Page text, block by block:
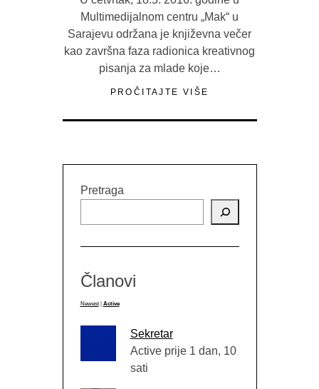
Multimedijalnom centru „Mak“ u
Sarajevu održana je književna večer
kao završna faza radionica kreativnog
pisanja za mlade koje…
PROČITAJTE VIŠE
Pretraga
Članovi
Newest Active
Sekretar
Active prije 1 dan, 10
sati